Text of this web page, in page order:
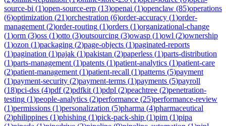
source-bi (1)open-source-erp (13)openai (1)openclaw (85)operations
(6)optimization (21)orchestration (6)order-accuracy (1)order-
management (2)order-routing (1)orders (1)organizational-change
(1)orm (3)oss (1)otto (3)outsourcing (3)owasp (1)owl (2)ownership
(1)ozon (1)packaging (2)page-objects (1)paginated-reports
(1)pagination (1)pajak (1)pakistan (2)paperless (1)parts-distribution
(1)parts-management (1)patents (1)patient-analytics (1)patient-care
(2)patient-management (1)patient-recall (1)patterns (5)payment
(1)payment-security (2)payment-terms (1)payments (5)payroll
(18)pci-dss (4)pdf(2)pdfkit (1)pdpl (2)peachtree (2)penetration-
testing (1)people-analytics (2)performance (25)performance-review
(1)permissions (1)personalization (5)pharma (4)pharmaceutical
(2)philippines (1)phishing (1)pick-pack-ship (1)pim (1)pipa